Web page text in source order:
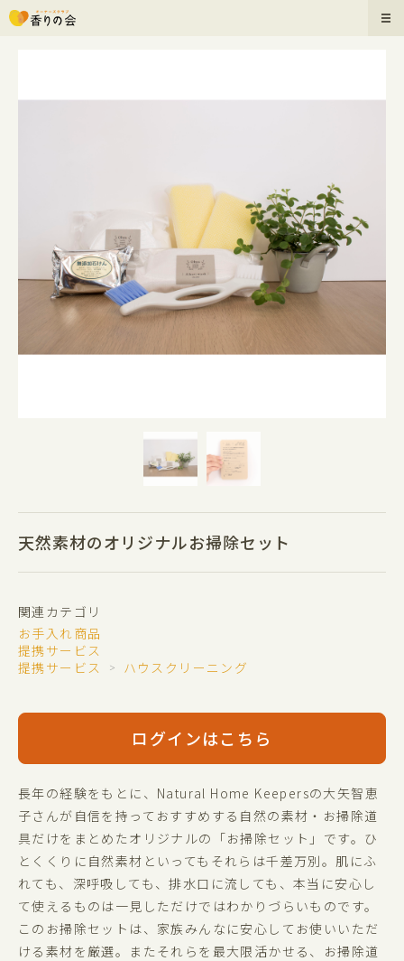
天然素材のオリジナルお掃除セット
関連カテゴリ
お手入れ商品
提携サービス
提携サービス
＞ ハウスクリーニング
ログインはこちら
長年の経験をもとに、Natural Home Keepersの大矢智恵
子さんが自信を持っておすすめする自然の素材・お掃除道
具だけをまとめたオリジナルの「お掃除セット」です。ひ
とくくりに自然素材といってもそれらは千差万別。肌にふ
れても、深呼吸しても、排水口に流しても、本当に安心し
て使えるものは一見しただけではわかりづらいものです。
このお掃除セットは、家族みんなに安心してお使いいただ
ける素材を厳選。またそれらを最大限活かせる、お掃除道